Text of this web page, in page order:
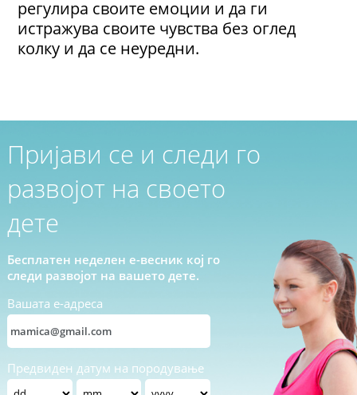
регулира своите емоции и да ги
истражува своите чувства без оглед
колку и да се неуредни.
Пријави се и следи го
развојот на своето
дете
Бесплатен неделен е-весник кој го
следи развојот на вашето дете.
Вашата е-адреса
Предвиден датум на породување